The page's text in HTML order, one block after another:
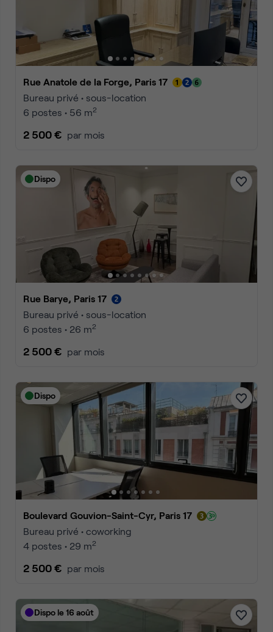
Rue Anatole de la Forge, Paris 17
Bureau privé • sous-location
6 postes • 56 m2
2 500 € par mois
Dispo
Rue Barye, Paris 17
Bureau privé • sous-location
6 postes • 26 m2
2 500 € par mois
Dispo
Boulevard Gouvion-Saint-Cyr, Paris 17
Bureau privé • coworking
4 postes • 29 m2
2 500 € par mois
Dispo le 16 août